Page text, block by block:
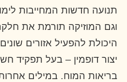
תנועה חדשות המחייבות
וגם המוזיקה תורמת את
היכולת להפעיל אזורים
יצור דופמין – בעל תפקיד
בריאות המוח. במילים